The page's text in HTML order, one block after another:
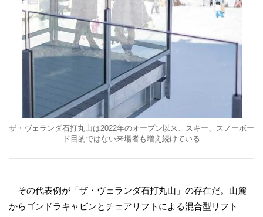
ザ・ヴェランダ石打丸山は2022年のオープン以来、スキー、スノーボー
ド目的ではない来場者も増え続けている
その代表例が「ザ・ヴェランダ石打丸山」の存在だ。山麓
からゴンドラキャビンとチェアリフトによる混合型リフト